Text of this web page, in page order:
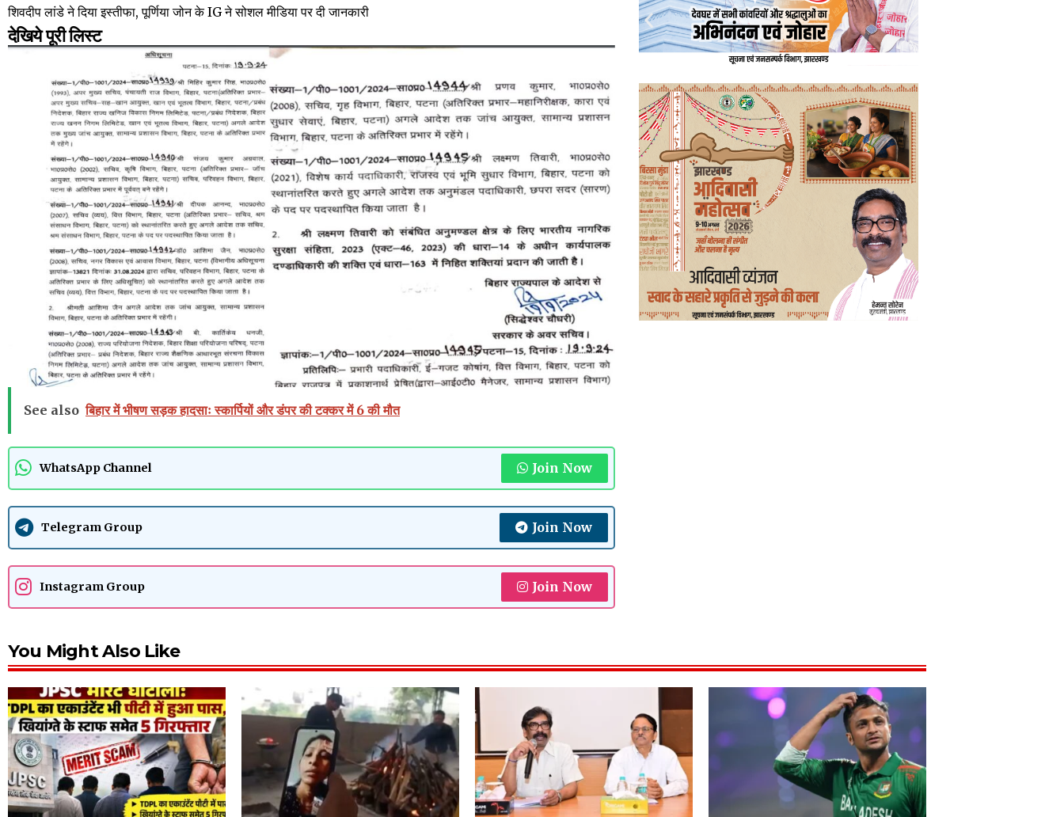
शिवदीप लांडे ने दिया इस्तीफा, पूर्णिया जोन के IG ने सोशल मीडिया पर दी जानकारी
देखिये पूरी लिस्ट
See also बिहार में भीषण सड़क हादसाः स्कार्पियों और डंपर की टक्कर में 6 की मौत
WhatsApp Channel Join Now
Telegram Group Join Now
Instagram Group Join Now
You Might Also Like